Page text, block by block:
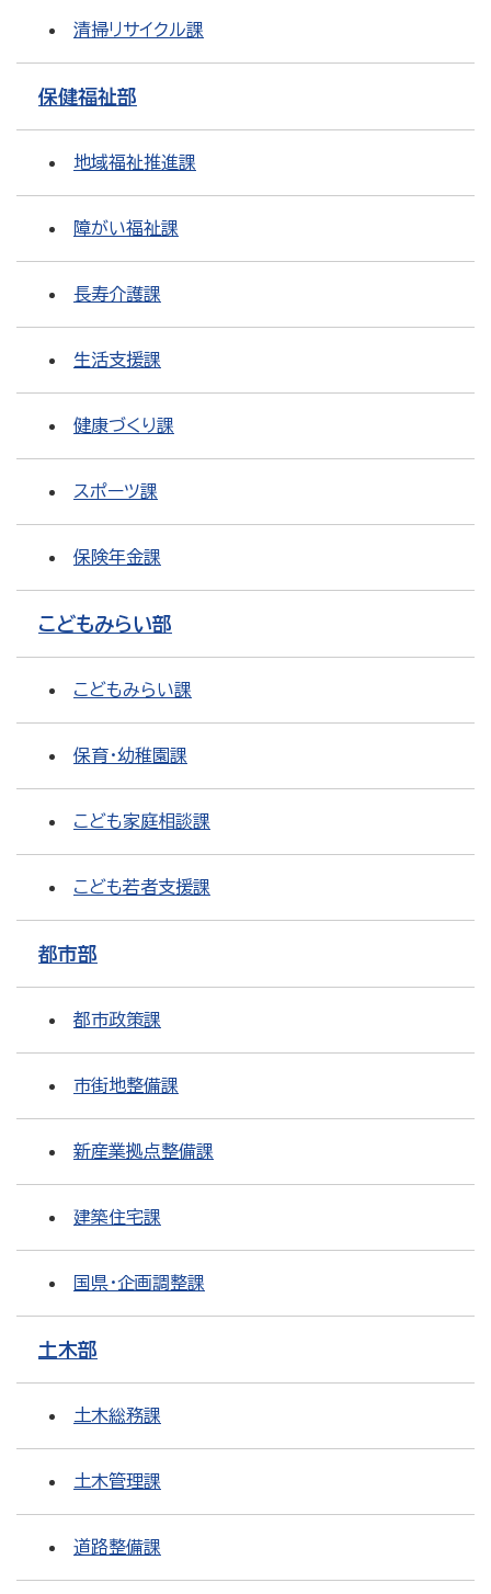
清掃リサイクル課
保健福祉部
地域福祉推進課
障がい福祉課
長寿介護課
生活支援課
健康づくり課
スポーツ課
保険年金課
こどもみらい部
こどもみらい課
保育・幼稚園課
こども家庭相談課
こども若者支援課
都市部
都市政策課
市街地整備課
新産業拠点整備課
建築住宅課
国県・企画調整課
土木部
土木総務課
土木管理課
道路整備課